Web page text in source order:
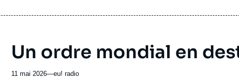
Un ordre mondial en
11 mai 2026—Nom
eu! radio